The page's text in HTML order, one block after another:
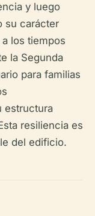
y luego
su carácter
los tiempos
la Segunda
para familias
estructura
resiliencia es
del edificio.